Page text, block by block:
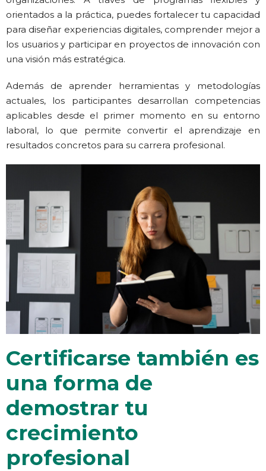
orientados a la práctica, puedes fortalecer tu capacidad
para diseñar experiencias digitales, comprender mejor a
los usuarios y participar en proyectos de innovación con
una visión más estratégica.
Además de aprender herramientas y metodologías
actuales, los participantes desarrollan competencias
aplicables desde el primer momento en su entorno
laboral, lo que permite convertir el aprendizaje en
resultados concretos para su carrera profesional.
Certificarse también es
una forma de
demostrar tu
crecimiento
profesional